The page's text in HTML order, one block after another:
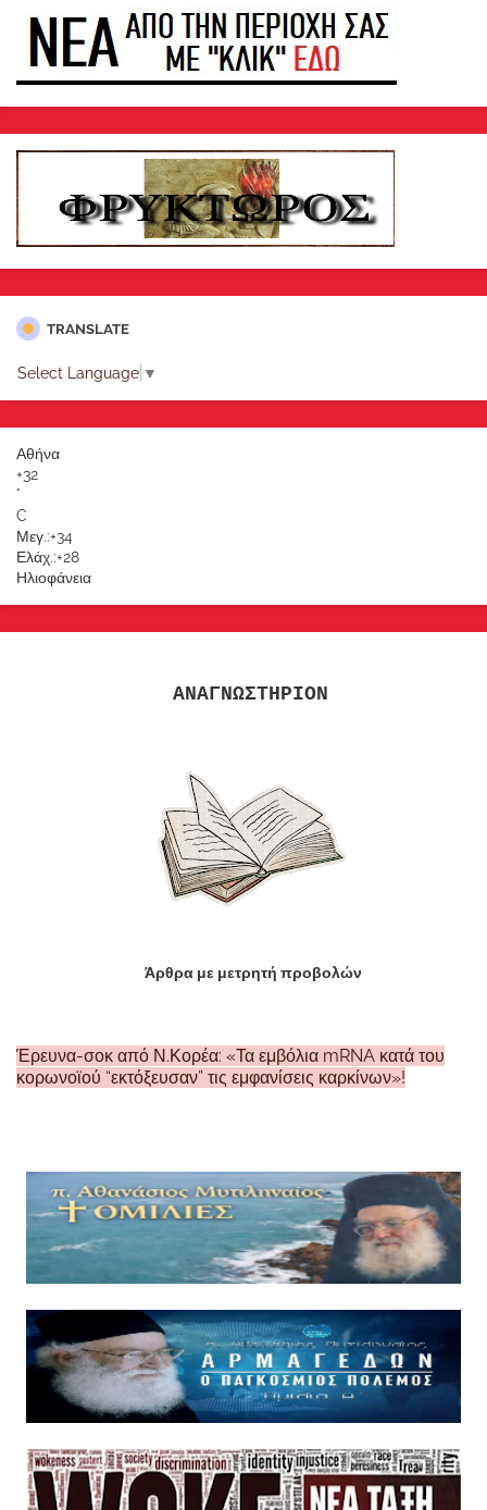
TRANSLATE
Select Language ▼
Αθήνα
+32
°
C
Μεγ.:+34
Ελάχ.:+28
Ηλιοφάνεια
ΑΝΑΓΝΩΣΤΗΡΙΟΝ
Άρθρα με μετρητή προβολών
Έρευνα-σοκ από Ν.Κορέα: «Τα εμβόλια mRNA κατά του
κορωνοϊού “εκτόξευσαν” τις εμφανίσεις καρκίνων»!